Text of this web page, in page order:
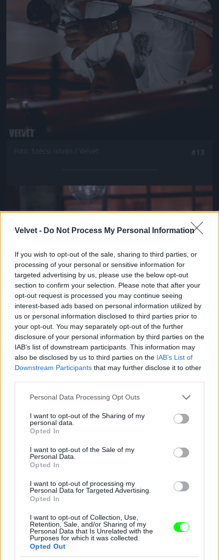
Velvet - Do Not Process My Personal Information
If you wish to opt-out of the sale, sharing to third parties, or
processing of your personal or sensitive information for
targeted advertising by us, please use the below opt-out
section to confirm your selection. Please note that after your
opt-out request is processed you may continue seeing
interest-based ads based on personal information utilized by
us or personal information disclosed to third parties prior to
your opt-out. You may separately opt-out of the further
disclosure of your personal information by third parties on the
IAB’s list of downstream participants. This information may
also be disclosed by us to third parties on the IAB’s List of
Downstream Participants that may further disclose it to other
Please note that this website/app uses one or more Google
not limited to your visit or usage behaviour. You may click to
grant or deny consent to Google and its third-party tags to
use your data for below specified purposes in below Google
consent section.
Personal Data Processing Opt Outs
I want to opt-out of the Sharing of my
personal data.
Opted In
I want to opt-out of the Sale of my
Personal Data.
Opted In
I want to opt-out of processing my
Personal Data for Targeted Advertising.
Opted In
I want to opt-out of Collection, Use,
Retention, Sale, and/or Sharing of my
Personal Data that Is Unrelated with the
Purposes for which it was collected.
Opted Out
Jön még kép!
Fotó: Szécsi István / Velvet #14
Jön még kép!